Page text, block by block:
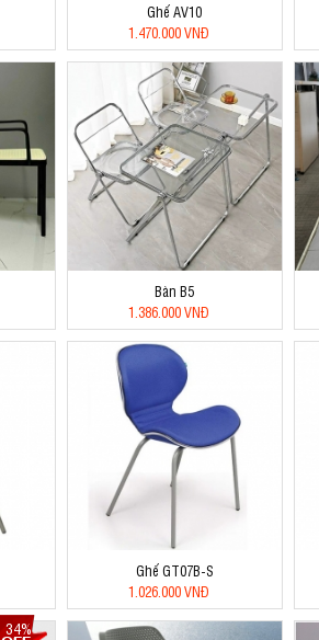
Ghế AV10
1.470.000 VNĐ
Bàn B5
1.386.000 VNĐ
Ghế GT07B-S
1.026.000 VNĐ
34%